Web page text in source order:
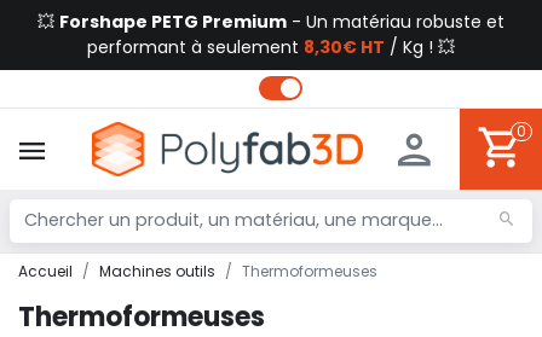
💥 Forshape PETG Premium - Un matériau robuste et
performant à seulement 8,30€ HT / Kg ! 💥
0
Accueil Machines outils Thermoformeuses
Thermoformeuses